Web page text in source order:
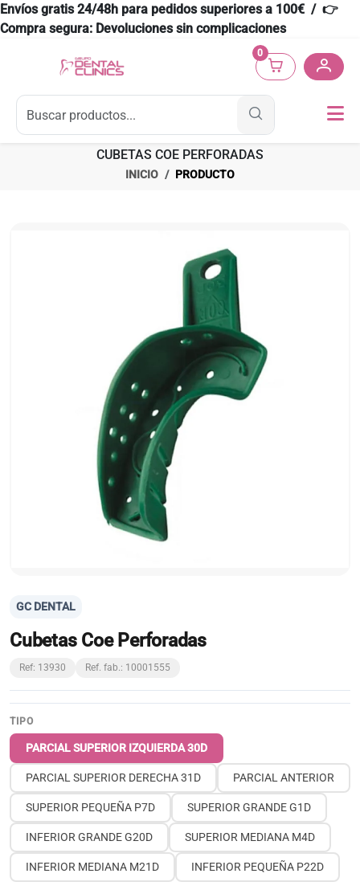
Envíos gratis 24/48h para pedidos superiores a 100€ / 👉
Compra segura: Devoluciones sin complicaciones
0
CUBETAS COE PERFORADAS
INICIO PRODUCTO
GC DENTAL
Cubetas Coe Perforadas
Ref: 13930 Ref. fab.: 10001555
TIPO
PARCIAL SUPERIOR IZQUIERDA 30D
PARCIAL SUPERIOR DERECHA 31D PARCIAL ANTERIOR
SUPERIOR PEQUEÑA P7D SUPERIOR GRANDE G1D
INFERIOR GRANDE G20D SUPERIOR MEDIANA M4D
INFERIOR MEDIANA M21D INFERIOR PEQUEÑA P22D